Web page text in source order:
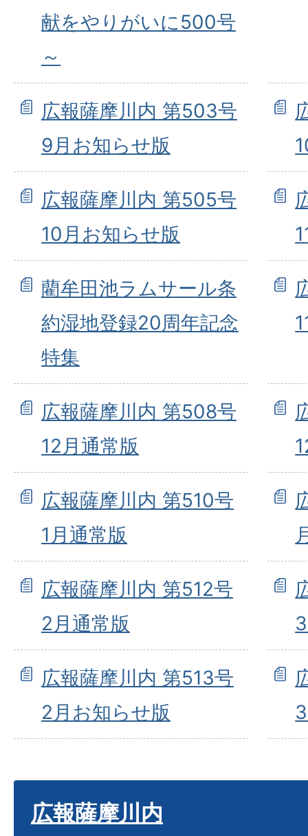
献をやりがいに500号
～
広報薩摩川内 第503号
9月お知らせ版
広報薩摩川内 第505号
10月お知らせ版
藺牟田池ラムサール条
約湿地登録20周年記念
特集
広報薩摩川内 第508号
12月通常版
広報薩摩川内 第510号
1月通常版
広報薩摩川内 第512号
2月通常版
広報薩摩川内 第513号
2月お知らせ版
広報薩摩川内